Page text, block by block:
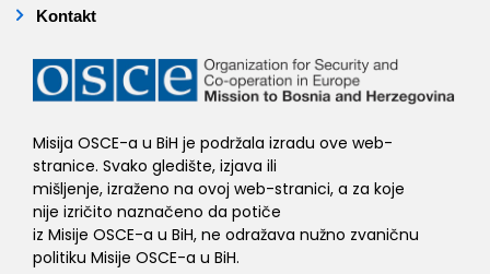
Kontakt
Misija OSCE-a u BiH je podržala izradu ove web-
stranice. Svako gledište, izjava ili
mišljenje, izraženo na ovoj web-stranici, a za koje
nije izričito naznačeno da potiče
iz Misije OSCE-a u BiH, ne odražava nužno zvaničnu
politiku Misije OSCE-a u BiH.